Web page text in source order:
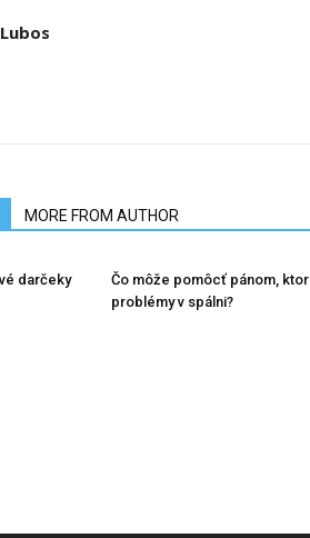
Lubos
MORE FROM AUTHOR
darčeky
Čo môže pomôcť pánom,
problémy v spálni?